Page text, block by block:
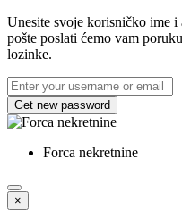
Unesite svoje korisničko ime i
pošte poslati ćemo vam
lozinke.
Get new password
Forca nekretnine
×